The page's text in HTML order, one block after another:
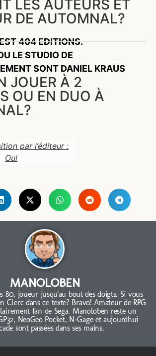
LES AUTEURS ET
DE AUTOMNAL?
404 EDITIONS.
LE STUDIO DE
SONT DANIEL KRAUS
JOUER À 2
OU EN DUO À
par l’éditeur :
Oui
MANOLOBEN
80, joueur jusqu'au bout des doigts. Si vous
Clerc dans ce texte? Bravo! Amateur de RPG
fan de Sega. Manoloben reste un
NeoGeo Pocket, N-Gage et aujourdhui
sont passées dans ses mains.